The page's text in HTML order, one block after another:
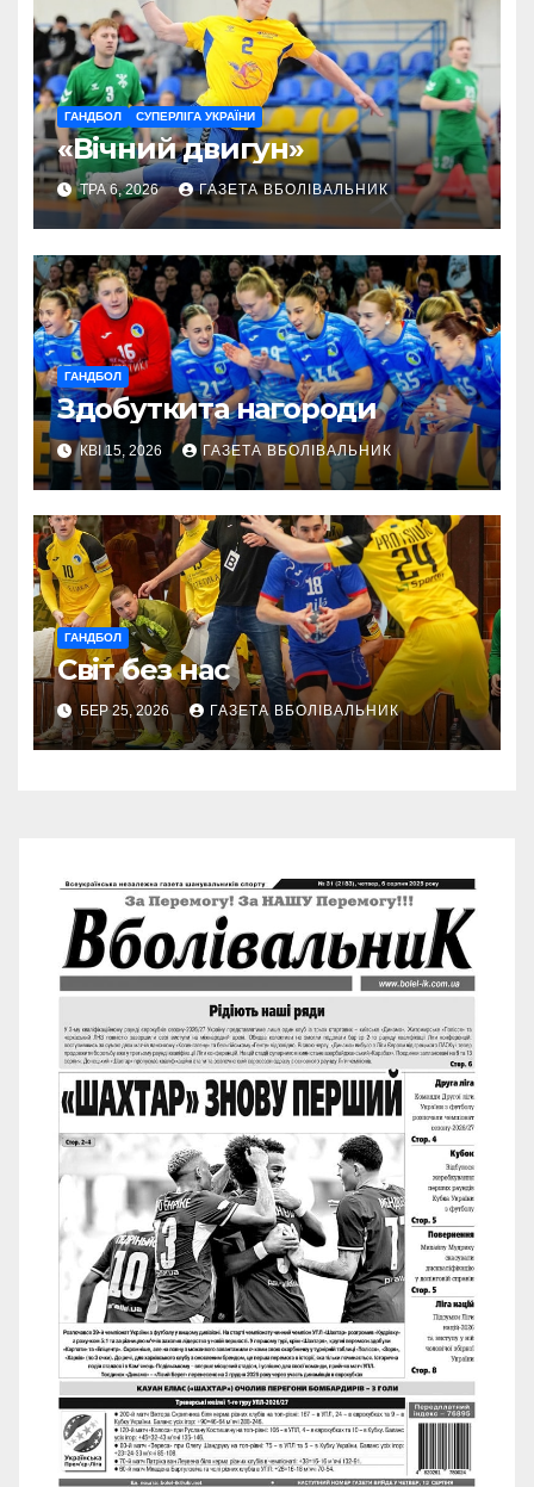
ГАНДБОЛ СУПЕРЛІГА УКРАЇНИ
«Вічний двигун»
ТРА 6, 2026 ГАЗЕТА ВБОЛІВАЛЬНИК
ГАНДБОЛ
Здобуткита нагороди
КВІ 15, 2026 ГАЗЕТА ВБОЛІВАЛЬНИК
ГАНДБОЛ
Світ без нас
БЕР 25, 2026 ГАЗЕТА ВБОЛІВАЛЬНИК